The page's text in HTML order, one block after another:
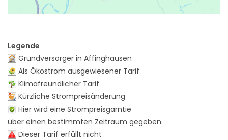
Legende
Grundversorger in Affinghausen
Als Ökostrom ausgewiesener Tarif
Klimafreundlicher Tarif
Kürzliche Strompreisänderung
Hier wird eine Strompreisgarntie
über einen bestimmten Zeitraum gegeben.
Dieser Tarif erfüllt nicht